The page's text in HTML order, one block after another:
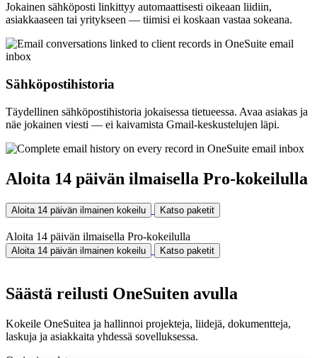
Jokainen sähköposti linkittyy automaattisesti oikeaan liidiin,
asiakkaaseen tai yritykseen — tiimisi ei koskaan vastaa sokeana.
Sähköpostihistoria
Täydellinen sähköpostihistoria jokaisessa tietueessa. Avaa asiakas ja
näe jokainen viesti — ei kaivamista Gmail-keskustelujen läpi.
Aloita 14 päivän ilmaisella Pro-kokeilulla
Aloita 14 päivän ilmainen kokeilu Katso paketit
Aloita 14 päivän ilmaisella Pro-kokeilulla
Aloita 14 päivän ilmainen kokeilu Katso paketit
Säästä reilusti OneSuiten avulla
Kokeile OneSuitea ja hallinnoi projekteja, liidejä, dokumentteja,
laskuja ja asiakkaita yhdessä sovelluksessa.